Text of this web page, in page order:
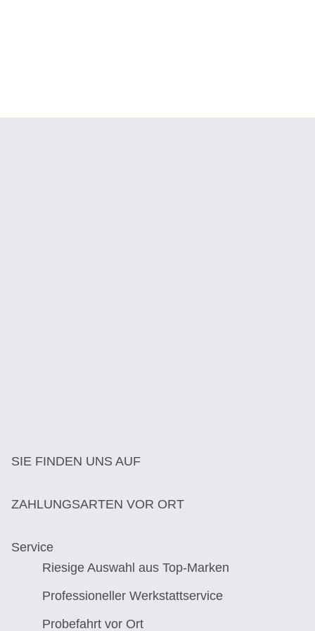
SIE FINDEN UNS AUF
ZAHLUNGSARTEN VOR ORT
Service
Riesige Auswahl aus Top-Marken
Professioneller Werkstattservice
Probefahrt vor Ort